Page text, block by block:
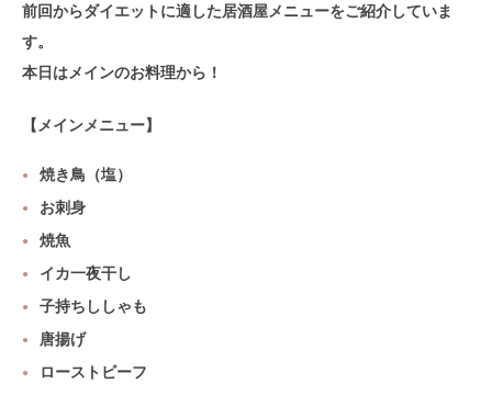
前回からダイエットに適した居酒屋メニューをご紹介していま
す。
本日はメインのお料理から！
【メインメニュー】
焼き鳥（塩）
お刺身
焼魚
イカ一夜干し
子持ちししゃも
唐揚げ
ローストビーフ